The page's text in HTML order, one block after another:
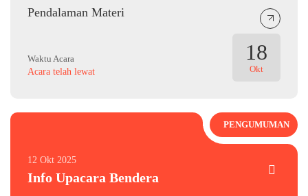
Pendalaman Materi
18
Okt
Waktu Acara
Acara telah lewat
PENGUMUMAN
12 Okt 2025
Info Upacara Bendera